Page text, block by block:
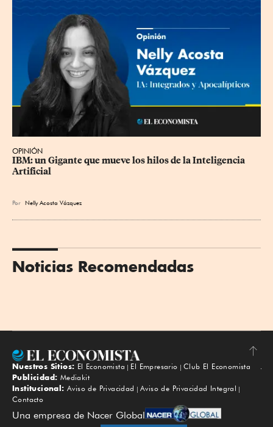
OPINIÓN
IBM: un Gigante que mueve los hilos de la Inteligencia
Artificial
Por Nelly Acosta Vázquez
Noticias Recomendadas
Subir
Nuestros Sitios: El Economista El Empresario
Club El Economista
Publicidad: Mediakit
Institucional: Aviso de Privacidad
Aviso de Privacidad Integral
Contacto
Una empresa de Nacer Global